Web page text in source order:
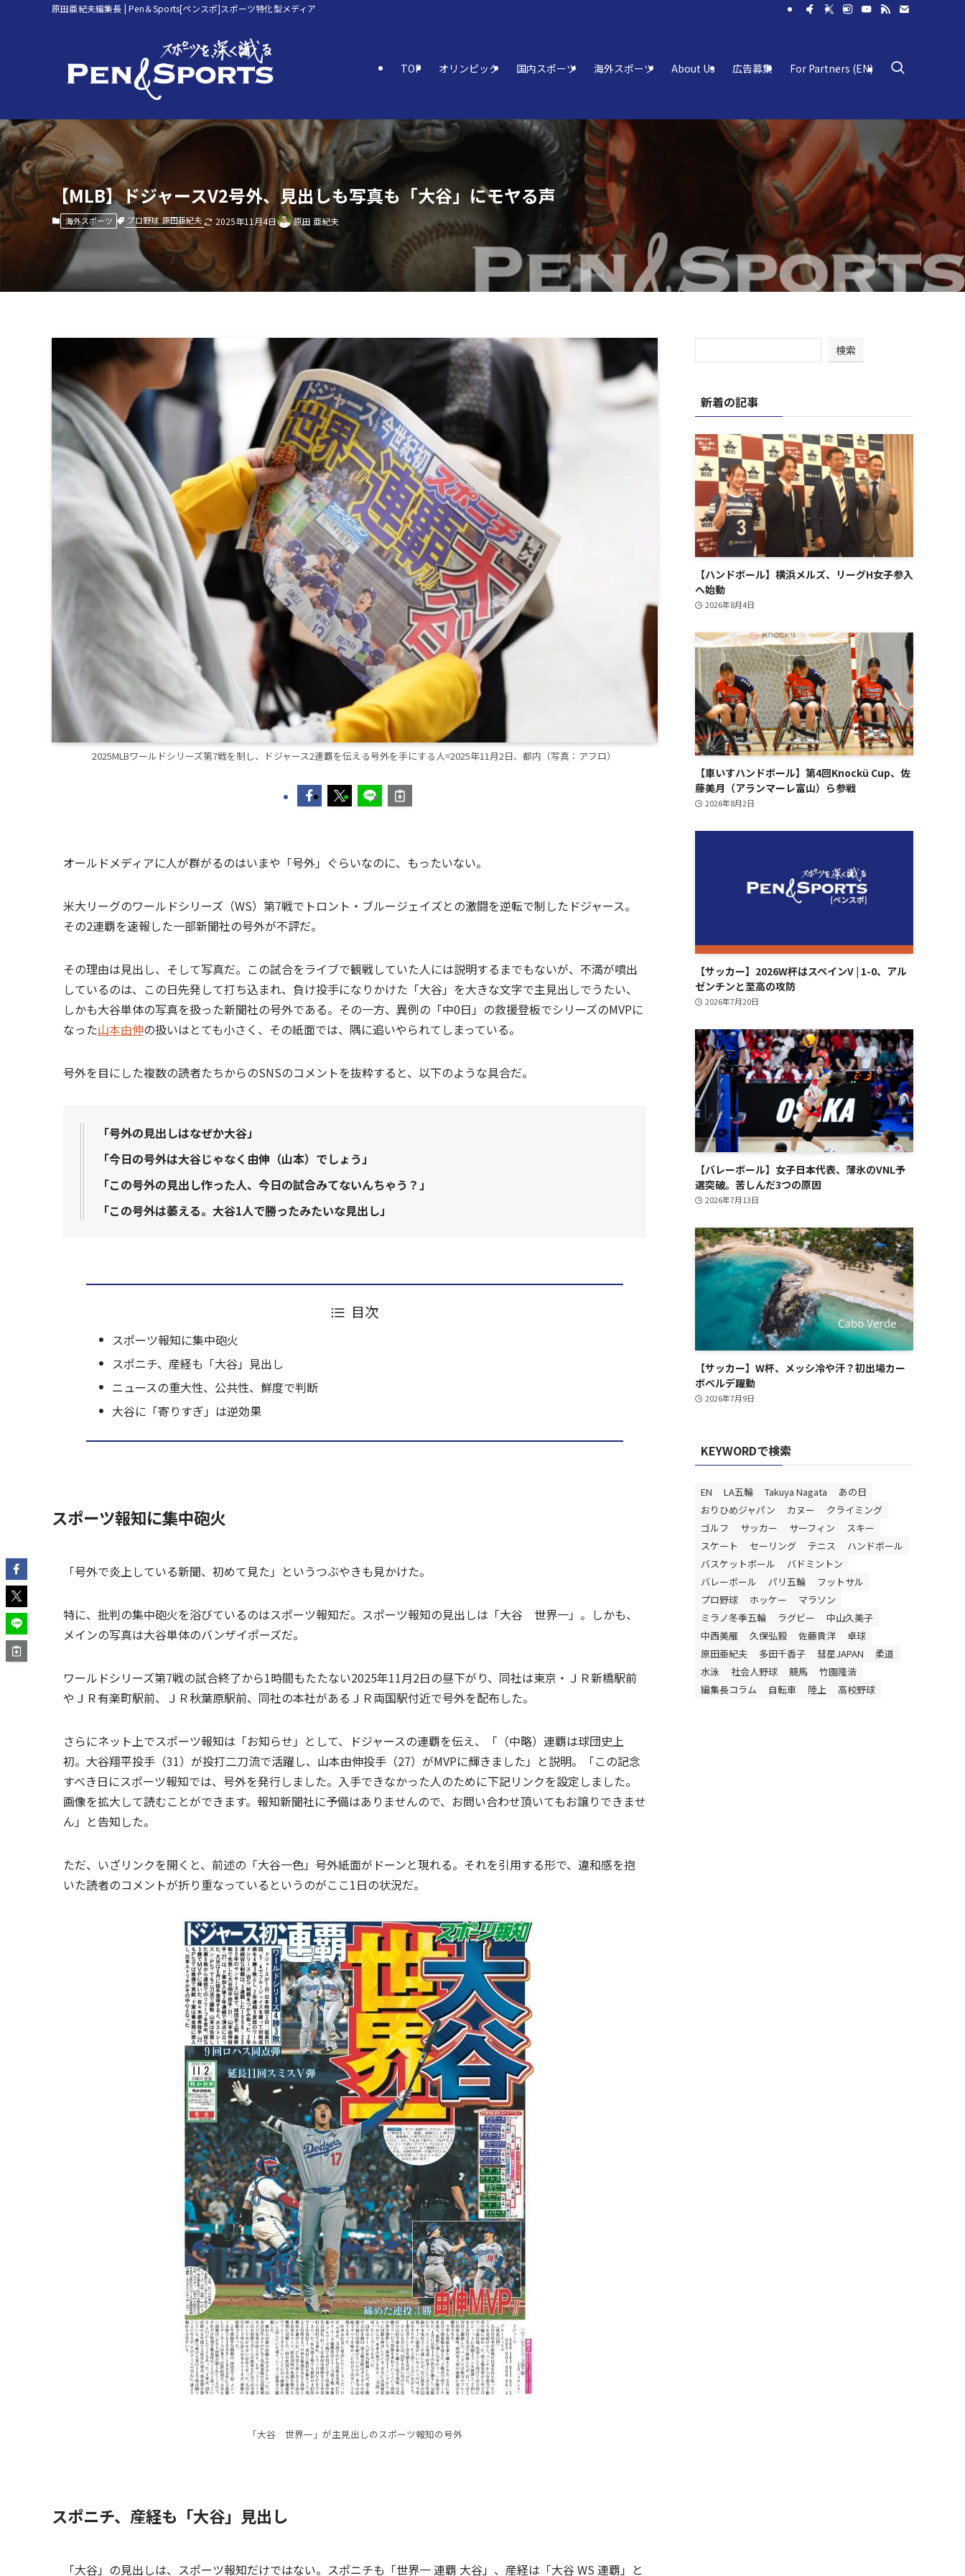
原田亜紀夫編集長 | Pen＆Sports[ペンスポ]スポーツ特化型メディア
TOP オリンピック 国内スポーツ 海外スポーツ About Us 広告募集 For Partners (EN)
【MLB】ドジャースV2号外、見出しも写真も「大谷」にモヤる声
海外スポーツ プロ野球 原田亜紀夫 2025年11月4日 原田 亜紀夫
2025MLBワールドシリーズ第7戦を制し、ドジャース2連覇を伝える号外を手にする人=2025年11月2日、都内（写真：アフロ）
オールドメディアに人が群がるのはいまや「号外」ぐらいなのに、もったいない。
米大リーグのワールドシリーズ（WS）第7戦でトロント・ブルージェイズとの激闘を逆転で制したドジャース。
その2連覇を速報した一部新聞社の号外が不評だ。
その理由は見出し、そして写真だ。この試合をライブで観戦していた人には説明するまでもないが、不満が噴出
しているのは、この日先発して打ち込まれ、負け投手になりかけた「大谷」を大きな文字で主見出しでうたい、
しかも大谷単体の写真を扱った新聞社の号外である。その一方、異例の「中0日」の救援登板でシリーズのMVPに
なった山本由伸の扱いはとても小さく、その紙面では、隅に追いやられてしまっている。
号外を目にした複数の読者たちからのSNSのコメントを抜粋すると、以下のような具合だ。
「号外の見出しはなぜか大谷」
「今日の号外は大谷じゃなく由伸（山本）でしょう」
「この号外の見出し作った人、今日の試合みてないんちゃう？」
「この号外は萎える。大谷1人で勝ったみたいな見出し」
目次
スポーツ報知に集中砲火
スポニチ、産経も「大谷」見出し
ニュースの重大性、公共性、鮮度で判断
大谷に「寄りすぎ」は逆効果
スポーツ報知に集中砲火
「号外で炎上している新聞、初めて見た」というつぶやきも見かけた。
特に、批判の集中砲火を浴びているのはスポーツ報知だ。スポーツ報知の見出しは「大谷 世界一」。しかも、
メインの写真は大谷単体のバンザイポーズだ。
ワールドシリーズ第7戦の試合終了から1時間もたたない2025年11月2日の昼下がり、同社は東京・ＪＲ新橋駅前
やＪＲ有楽町駅前、ＪＲ秋葉原駅前、同社の本社があるＪＲ両国駅付近で号外を配布した。
さらにネット上でスポーツ報知は「お知らせ」として、ドジャースの連覇を伝え、「（中略）連覇は球団史上
初。大谷翔平投手（31）が投打二刀流で活躍し、山本由伸投手（27）がMVPに輝きました」と説明。「この記念
すべき日にスポーツ報知では、号外を発行しました。入手できなかった人のために下記リンクを設定しました。
画像を拡大して読むことができます。報知新聞社に予備はありませんので、お問い合わせ頂いてもお譲りできませ
ん」と告知した。
ただ、いざリンクを開くと、前述の「大谷一色」号外紙面がドーンと現れる。それを引用する形で、違和感を抱
いた読者のコメントが折り重なっているというのがここ1日の状況だ。
「大谷 世界一」が主見出しのスポーツ報知の号外
スポニチ、産経も「大谷」見出し
「大谷」の見出しは、スポーツ報知だけではない。スポニチも「世界一 連覇 大谷」、産経は「大谷 WS 連覇」と
検索
新着の記事
【ハンドボール】横浜メルズ、リーグH女子参入
へ始動
2026年8月4日
【車いすハンドボール】第4回Knockü Cup、佐
藤美月（アランマーレ富山）ら参戦
2026年8月2日
【サッカー】2026W杯はスペインV | 1-0、アル
ゼンチンと至高の攻防
2026年7月20日
【バレーボール】女子日本代表、薄氷のVNL予
選突破。苦しんだ3つの原因
2026年7月13日
【サッカー】W杯、メッシ冷や汗？初出場カー
ボベルデ躍動
2026年7月9日
KEYWORDで検索
EN LA五輪 Takuya Nagata
あの日
おりひめジャパン
カヌー
クライミング
ゴルフ
サッカー サーフィン
スキー
スケート
セーリング テニス
ハンドボール
バスケットボール
バドミントン
バレーボール
パリ五輪
フットサル
プロ野球
ホッケー
マラソン
ミラノ冬季五輪
ラグビー
中山久美子
中西美雁
久保弘毅 佐藤貴洋
卓球
原田亜紀夫
多田千香子 彗星JAPAN
柔道
水泳
社会人野球 競馬
竹園隆浩
編集長コラム
自転車 陸上 高校野球